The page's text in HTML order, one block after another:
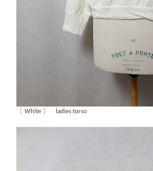
〔 White 〕 ladies torso